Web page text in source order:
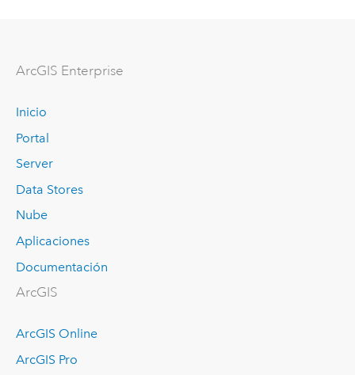
ArcGIS Enterprise
Inicio
Portal
Server
Data Stores
Nube
Aplicaciones
Documentación
ArcGIS
ArcGIS Online
ArcGIS Pro